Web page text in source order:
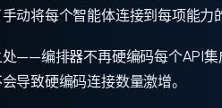
动将每个智能体连接到每项能
——编排器不再硬编码每个API
导致硬编码连接数量激增。